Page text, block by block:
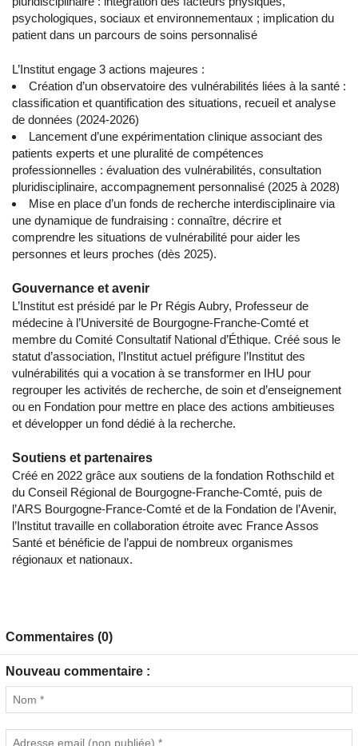
psychologiques, sociaux et environnementaux ; implication du
patient dans un parcours de soins personnalisé
L’Institut engage 3 actions majeures :
Création d’un observatoire des vulnérabilités liées à la santé :
classification et quantification des situations, recueil et analyse
de données (2024-2026)
Lancement d’une expérimentation clinique associant des
patients experts et une pluralité de compétences
professionnelles : évaluation des vulnérabilités, consultation
pluridisciplinaire, accompagnement personnalisé (2025 à 2028)
Mise en place d’un fonds de recherche interdisciplinaire via
une dynamique de fundraising : connaître, décrire et
comprendre les situations de vulnérabilité pour aider les
personnes et leurs proches (dès 2025).
Gouvernance et avenir
L’Institut est présidé par le Pr Régis Aubry, Professeur de
médecine à l’Université de Bourgogne-Franche-Comté et
membre du Comité Consultatif National d’Éthique. Créé sous le
statut d’association, l’Institut actuel préfigure l’Institut des
vulnérabilités qui a vocation à se transformer en IHU pour
regrouper les activités de recherche, de soin et d’enseignement
ou en Fondation pour mettre en place des actions ambitieuses
et développer un fond dédié à la recherche.
Soutiens et partenaires
Créé en 2022 grâce aux soutiens de la fondation Rothschild et
du Conseil Régional de Bourgogne-Franche-Comté, puis de
l’ARS Bourgogne-France-Comté et de la Fondation de l’Avenir,
l’Institut travaille en collaboration étroite avec France Assos
Santé et bénéficie de l’appui de nombreux organismes
régionaux et nationaux.
Commentaires (0)
Nouveau commentaire :